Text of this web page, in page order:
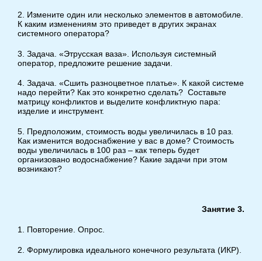
2. Измените один или несколько элементов в автомобиле.
К каким изменениям это приведет в других экранах
системного оператора?
3. Задача. «Этрусская ваза». Используя системный
оператор, предложите решение задачи.
4. Задача. «Сшить разноцветное платье». К какой системе
надо перейти? Как это конкретно сделать? Составьте
матрицу конфликтов и выделите конфликтную пара:
изделие и инструмент.
5. Предположим, стоимость воды увеличилась в 10 раз.
Как изменится водоснабжение у вас в доме? Стоимость
воды увеличилась в 100 раз – как теперь будет
организовано водоснабжение? Какие задачи при этом
возникают?
Занятие 3.
1. Повторение. Опрос.
2. Формулировка идеального конечного результата (ИКР).